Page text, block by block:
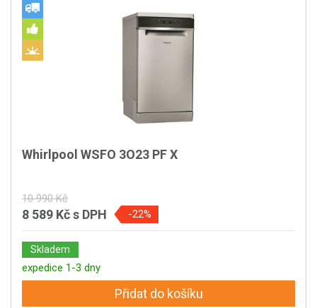
Whirlpool WSFO 3O23 PF X
10 990 Kč
8 589 Kčs DPH -22%
Skladem
expedice 1-3 dny
Přidat do košíku